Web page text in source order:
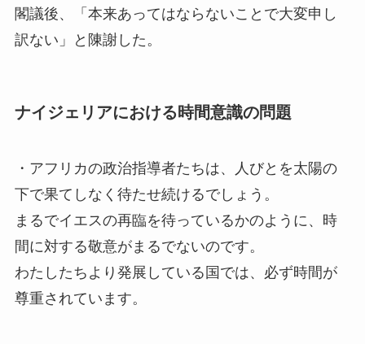
閣議後、「本来あってはならないことで大変申し
訳ない」と陳謝した。
ナイジェリアにおける時間意識の問題
・アフリカの政治指導者たちは、人びとを太陽の
下で果てしなく待たせ続けるでしょう。
まるでイエスの再臨を待っているかのように、時
間に対する敬意がまるでないのです。
わたしたちより発展している国では、必ず時間が
尊重されています。